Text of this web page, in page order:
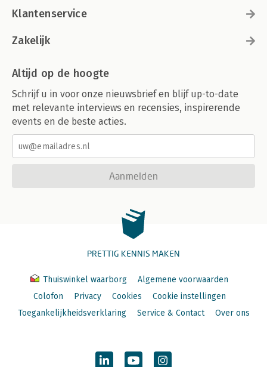
Klantenservice
Zakelijk
Altijd op de hoogte
Schrijf u in voor onze nieuwsbrief en blijf up-to-date
met relevante interviews en recensies, inspirerende
events en de beste acties.
Aanmelden
PRETTIG KENNIS MAKEN
Thuiswinkel waarborg
Algemene voorwaarden
Colofon
Privacy Cookies
Cookie instellingen
Toegankelijkheidsverklaring
Service & Contact Over ons